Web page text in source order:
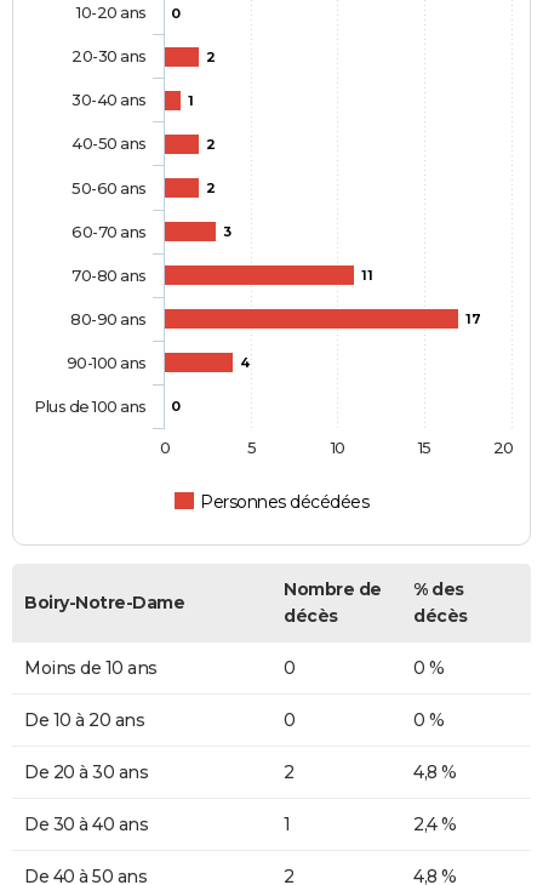
0
2
1
2
2
3
11
17
4
0
Personnes décédées
10-20 ans
20-30 ans
30-40 ans
40-50 ans
50-60 ans
60-70 ans
70-80 ans
80-90 ans
90-100 ans
Plus de 100 ans
0 5 10 15 20
Boiry-Notre-Dame
Nombre de
décès
% des
décès
Moins de 10 ans 0 0 %
De 10 à 20 ans 0 0 %
De 20 à 30 ans 2 4,8 %
De 30 à 40 ans 1 2,4 %
De 40 à 50 ans 2 4,8 %